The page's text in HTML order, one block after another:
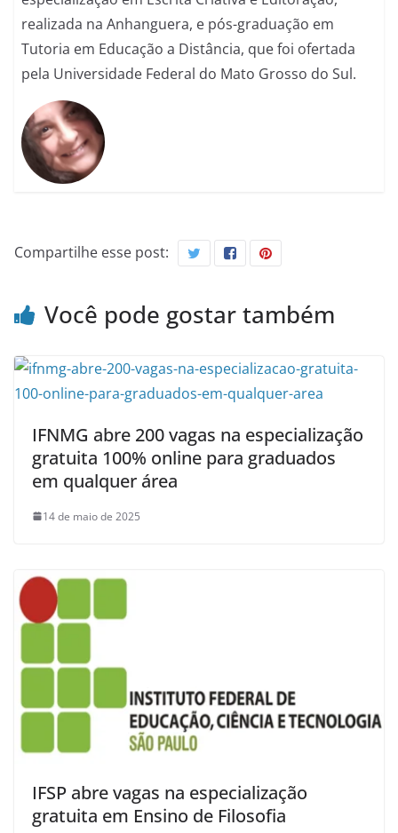
realizada na Anhanguera, e pós-graduação em
Tutoria em Educação a Distância, que foi ofertada
pela Universidade Federal do Mato Grosso do Sul.
Compartilhe esse post:
Você pode gostar também
IFNMG abre 200 vagas na especialização
gratuita 100% online para graduados
em qualquer área
14 de maio de 2025
IFSP abre vagas na especialização
gratuita em Ensino de Filosofia